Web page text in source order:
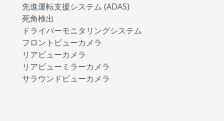
先進運転支援システム (ADAS)
死角検出
ドライバーモニタリングシステム
フロントビューカメラ
リアビューカメラ
リアビューミラーカメラ
サラウンドビューカメラ